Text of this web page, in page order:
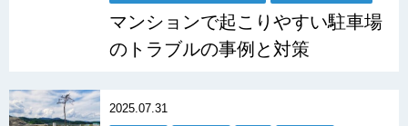
マンションで起こりやすい駐車場
のトラブルの事例と対策
2025.07.31